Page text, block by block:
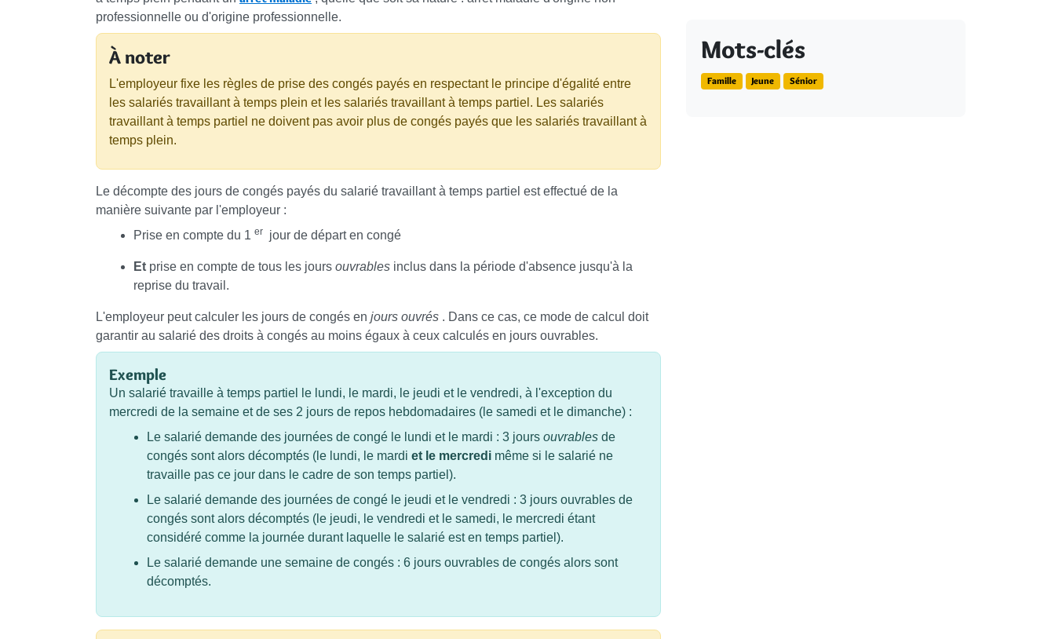
professionnelle ou d'origine professionnelle.
À noter
L'employeur fixe les règles de prise des congés payés en respectant le principe d'égalité entre
les salariés travaillant à temps plein et les salariés travaillant à temps partiel. Les salariés
travaillant à temps partiel ne doivent pas avoir plus de congés payés que les salariés travaillant à
temps plein.
Le décompte des jours de congés payés du salarié travaillant à temps partiel est effectué de la
manière suivante par l'employeur :
Prise en compte du 1 er jour de départ en congé
Et prise en compte de tous les jours ouvrables inclus dans la période d'absence jusqu'à la
reprise du travail.
L'employeur peut calculer les jours de congés en jours ouvrés . Dans ce cas, ce mode de calcul doit
garantir au salarié des droits à congés au moins égaux à ceux calculés en jours ouvrables.
Exemple
Un salarié travaille à temps partiel le lundi, le mardi, le jeudi et le vendredi, à l'exception du
mercredi de la semaine et de ses 2 jours de repos hebdomadaires (le samedi et le dimanche) :
Le salarié demande des journées de congé le lundi et le mardi : 3 jours ouvrables de
congés sont alors décomptés (le lundi, le mardi et le mercredi même si le salarié ne
travaille pas ce jour dans le cadre de son temps partiel).
Le salarié demande des journées de congé le jeudi et le vendredi : 3 jours ouvrables de
congés sont alors décomptés (le jeudi, le vendredi et le samedi, le mercredi étant
considéré comme la journée durant laquelle le salarié est en temps partiel).
Le salarié demande une semaine de congés : 6 jours ouvrables de congés alors sont
décomptés.
Mots-clés
Famille Jeune Sénior